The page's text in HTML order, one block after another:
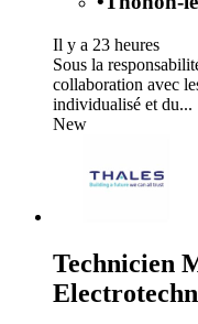
Il y a 23 heures
Sous la
collaboration avec
individualisé et du...
New
Technicien